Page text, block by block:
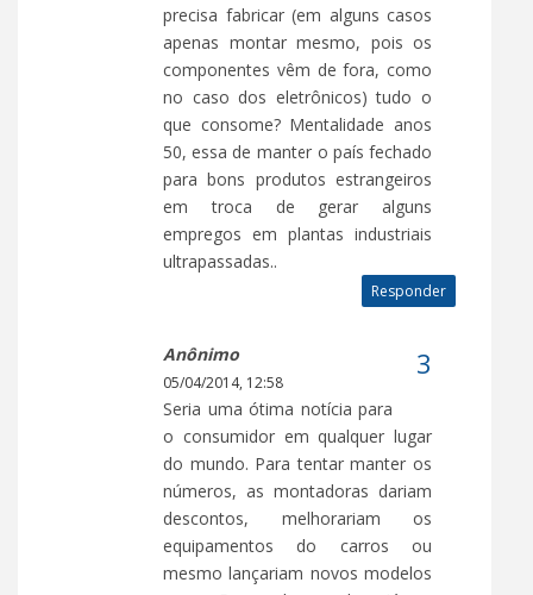
precisa fabricar (em alguns casos
apenas montar mesmo, pois os
componentes vêm de fora, como
no caso dos eletrônicos) tudo o
que consome? Mentalidade anos
50, essa de manter o país fechado
para bons produtos estrangeiros
em troca de gerar alguns
empregos em plantas industriais
ultrapassadas..
Responder
Anônimo
05/04/2014, 12:58
Seria uma ótima notícia para
o consumidor em qualquer lugar
do mundo. Para tentar manter os
números, as montadoras dariam
descontos, melhorariam os
equipamentos do carros ou
mesmo lançariam novos modelos